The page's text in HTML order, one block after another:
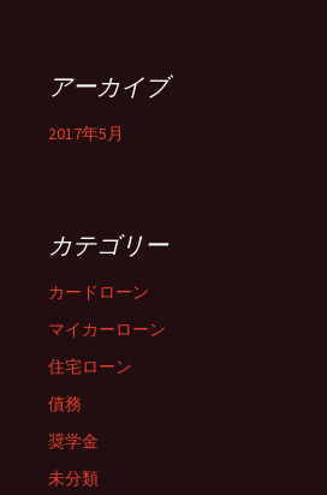
アーカイブ
2017年5月
カテゴリー
カードローン
マイカーローン
住宅ローン
債務
奨学金
未分類